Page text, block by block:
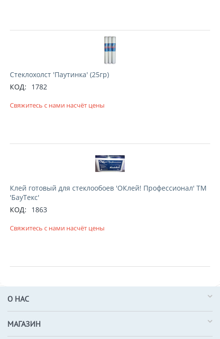
Стеклохолст 'Паутинка' (25гр)
КОД:
1782
Свяжитесь с нами насчёт цены
Клей готовый для стеклообоев 'ОКлей! Профессионал' ТМ
'БауТекс'
КОД:
1863
Свяжитесь с нами насчёт цены
О НАС
МАГАЗИН